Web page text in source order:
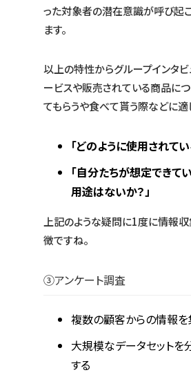
った対象者の潜在意識が呼び起
ます。
以上の特性からグループインタ
ービスや販売されている商品に
てもらうや食べて貰う際などに適
「どのように使用されてい
「自分たちが想定できて
用途はないか？」
上記のような疑問に1度に情報
徴ですね。
③アンケート調査
複数の顧客からの情報
大規模なデータセットを
する